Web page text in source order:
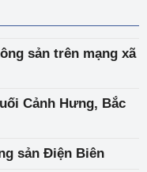
sản trên mạng xã
Cảnh Hưng, Bắc
sản Điện Biên